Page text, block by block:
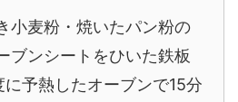
小麦粉・焼いたパン粉の
ブンシートをひいた鉄板
予熱したオーブンで15分